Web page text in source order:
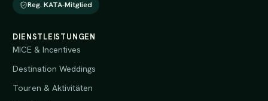
Reg. KATA-Mitglied
DIENSTLEISTUNGEN
MICE & Incentives
Destination Weddings
Touren & Aktivitäten